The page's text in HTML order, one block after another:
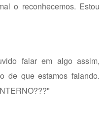
o reconhecemos. Estou
falar em algo assim,
de que estamos falando.